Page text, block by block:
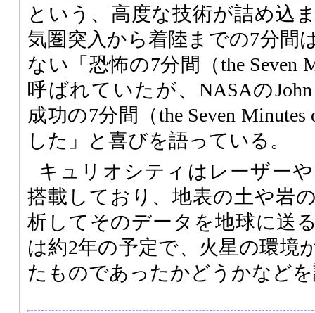
という、高度な技術が詰め込
気圏突入から着陸までの7分間
ない「恐怖の7分間（the Seven
呼ばれていたが、NASAの
成功の7分間（the Seven
した」と喜びを語っている。
キュリオシティはレーザー
搭載しており、地表の土や岩
析してそのデータを地球に送
は約2年の予定で、火星の環境
たものであったかどうかなど